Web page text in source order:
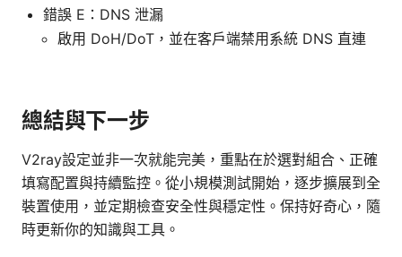
錯誤 E：DNS 泄漏
啟用 DoH/DoT，並在客戶端禁用系統 DNS 直連
總結與下一步
V2ray設定並非一次就能完美，重點在於選對組合、正確
填寫配置與持續監控。從小規模測試開始，逐步擴展到全
裝置使用，並定期檢查安全性與穩定性。保持好奇心，隨
時更新你的知識與工具。